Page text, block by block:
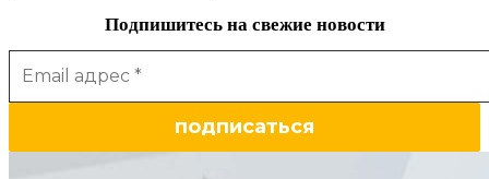
Подпишитесь на свежие новости